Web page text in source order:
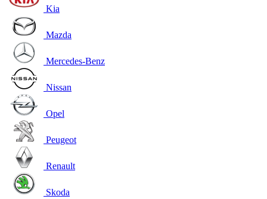
Kia
Mazda
Mercedes-Benz
Nissan
Opel
Peugeot
Renault
Skoda